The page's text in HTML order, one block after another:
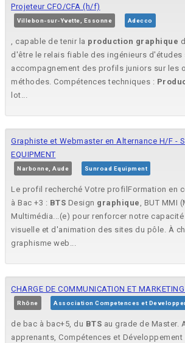
Projeteur CFO/CFA (h/f)
Villebon-sur-Yvette, Essonne Adecco
, capable de tenir la production graphique
d'être le relais fiable des ingénieurs d'études
accompagnement des profils juniors sur les
méthodes. Compétences techniques :
lot...
Graphiste et Webmaster en Alternance H/F -
EQUIPMENT
Narbonne, Aude Sunroad Equipment
Le profil recherché Votre profilFormation en
à Bac +3 : BTS Design graphique, BUT MMI
Multimédia...(e) pour renforcer notre capacité
visuelle et d'animation des sites du pôle. À
graphisme web...
CHARGE DE COMMUNICATION ET
Rhône Association Competences et
de bac à bac+5, du BTS au grade de Master.
apprenants, Compétences et